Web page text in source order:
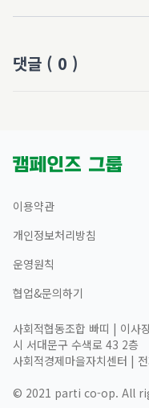
댓글 ( 0 )
이용약관
개인정보처리방침
운영원칙
협업&문의하기
사회적협동조합 빠띠 | 이
시 서대문구 수색로 43 2층
사회적경제마을자치센터 |
© 2021 parti co-op. All